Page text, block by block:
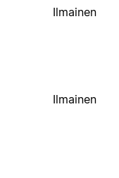
Ilmainen
Ilmainen